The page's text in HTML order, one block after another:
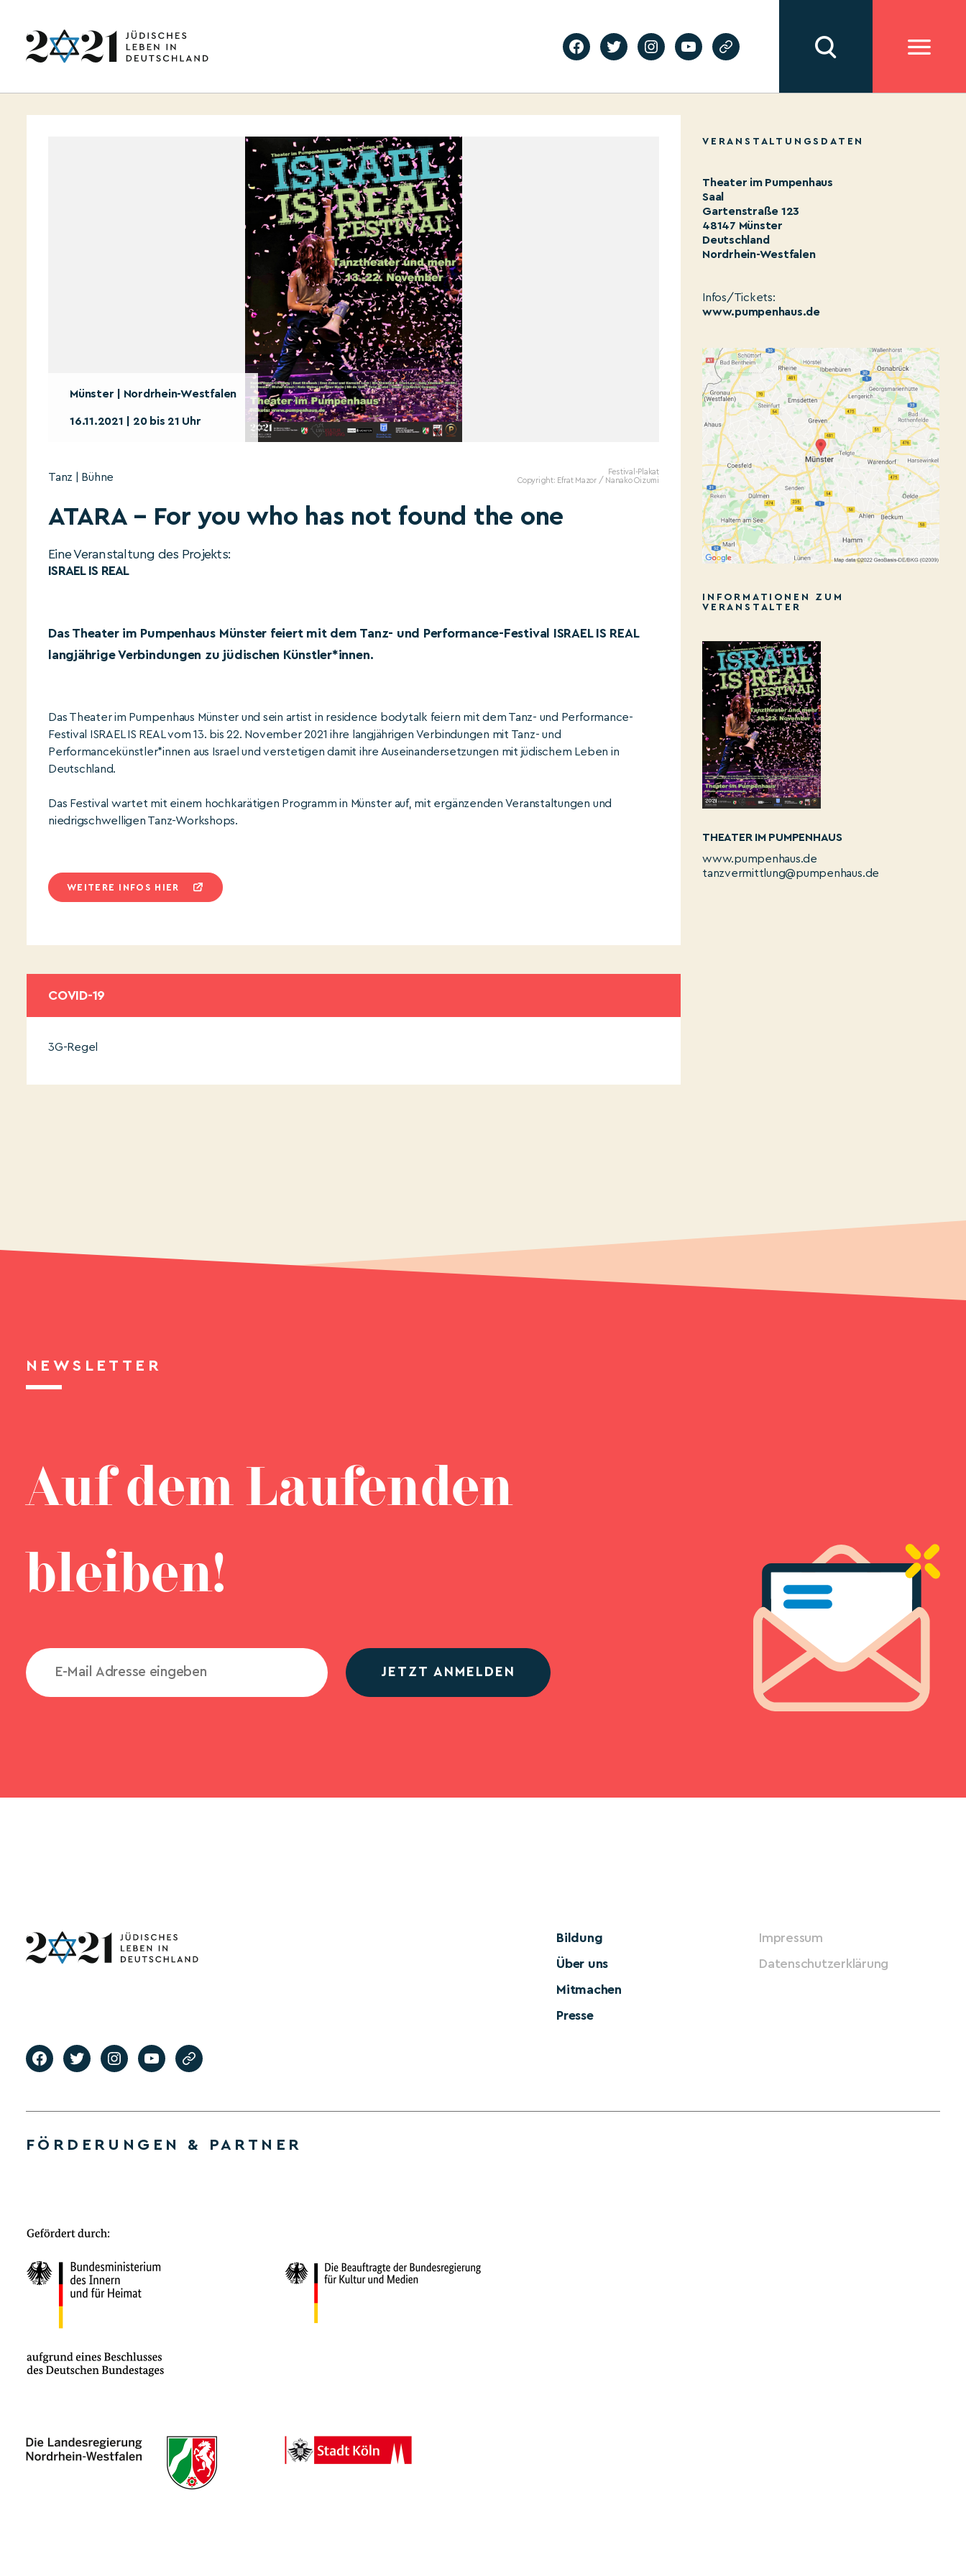
Münster | Nordrhein-Westfalen
16.11.2021 | 20 bis 21 Uhr
Festival-Plakat
Copyright: Efrat Mazor / Nanako Oizumi
Tanz | Bühne
ATARA – For you who has not found the one
Eine Veranstaltung des Projekts:
ISRAEL IS REAL
Das Theater im Pumpenhaus Münster feiert mit dem Tanz- und Performance-Festival ISRAEL IS REAL
langjährige Verbindungen zu jüdischen Künstler*innen.
Das Theater im Pumpenhaus Münster und sein artist in residence bodytalk feiern mit dem Tanz- und Performance-
Festival ISRAEL IS REAL vom 13. bis 22. November 2021 ihre langjährigen Verbindungen mit Tanz- und
Performancekünstler*innen aus Israel und verstetigen damit ihre Auseinandersetzungen mit jüdischem Leben in
Deutschland.
Das Festival wartet mit einem hochkarätigen Programm in Münster auf, mit ergänzenden Veranstaltungen und
niedrigschwelligen Tanz-Workshops.
WEITERE INFOS HIER
COVID-19
3G-Regel
VERANSTALTUNGSDATEN
Theater im Pumpenhaus
Saal
Gartenstraße 123
48147 Münster
Deutschland
Nordrhein-Westfalen
Infos/Tickets:
www.pumpenhaus.de
INFORMATIONEN ZUM
VERANSTALTER
THEATER IM PUMPENHAUS
www.pumpenhaus.de
tanzvermittlung@pumpenhaus.de
NEWSLETTER
Auf dem Laufenden
bleiben!
JETZT ANMELDEN
Bildung
Über uns
Mitmachen
Presse
Impressum
Datenschutzerklärung
FÖRDERUNGEN & PARTNER